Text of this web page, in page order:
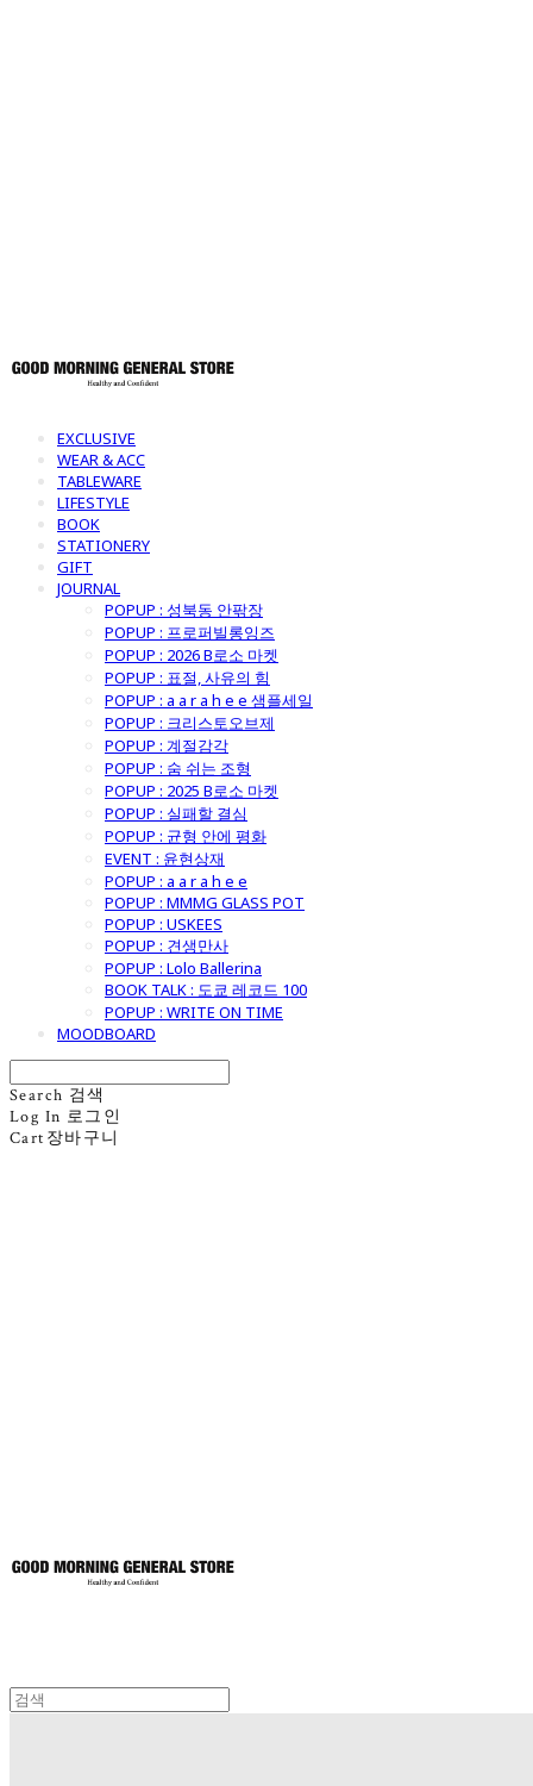
EXCLUSIVE
WEAR & ACC
TABLEWARE
LIFESTYLE
BOOK
STATIONERY
GIFT
JOURNAL
POPUP : 성북동 안팎장
POPUP : 프로퍼빌롱잉즈
POPUP : 2026 B로소 마켓
POPUP : 표절, 사유의 힘
POPUP : a a r a h e e 샘플세일
POPUP : 크리스토오브제
POPUP : 계절감각
POPUP : 숨 쉬는 조형
POPUP : 2025 B로소 마켓
POPUP : 실패할 결심
POPUP : 균형 안에 평화
EVENT : 윤현상재
POPUP : a a r a h e e
POPUP : MMMG GLASS POT
POPUP : USKEES
POPUP : 견생만사
POPUP : Lolo Ballerina
BOOK TALK : 도쿄 레코드 100
POPUP : WRITE ON TIME
MOODBOARD
Search 검색
Log In 로그인
Cart 장바구니